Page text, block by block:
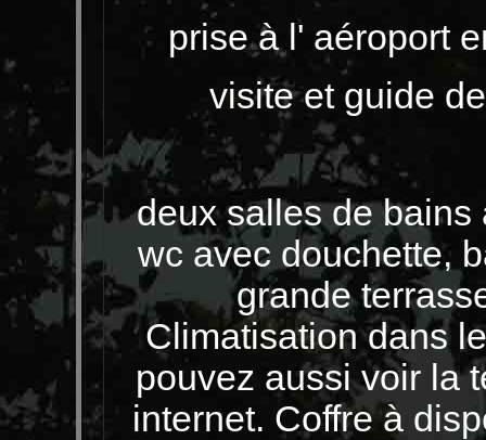
prise à l' aéroport
visite et guide
deux salles de bains
wc avec douchette,
grande
Climatisation dans
pouvez aussi voir la
internet. Coffre à